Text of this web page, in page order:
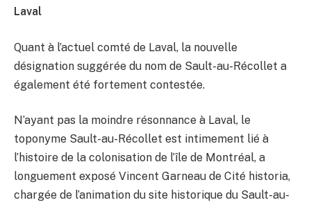
Laval
Quant à l’actuel comté de Laval, la nouvelle
désignation suggérée du nom de Sault-au-Récollet a
également été fortement contestée.
N’ayant pas la moindre résonnance à Laval, le
toponyme Sault-au-Récollet est intimement lié à
l’histoire de la colonisation de l’île de Montréal, a
longuement exposé Vincent Garneau de Cité historia,
chargée de l’animation du site historique du Sault-au-